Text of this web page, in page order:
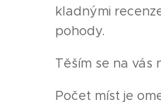
kladnými
pohody.
Těším se na vás
Počet míst je